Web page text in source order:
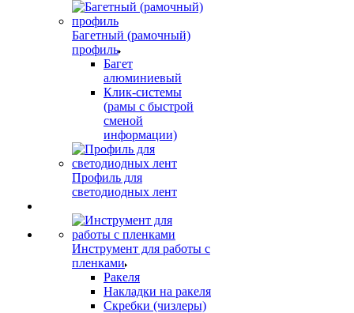
Багетный (рамочный)
профиль
Багет
алюминиевый
Клик-системы
(рамы с быстрой
сменой
информации)
Профиль для
светодиодных лент
Инструмент для работы с
пленками
Ракеля
Накладки на ракеля
Скребки (чизлеры)